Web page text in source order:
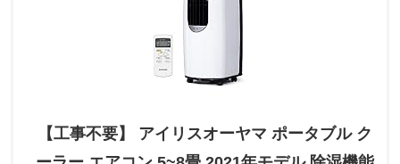
【工事不要】 アイリスオーヤマ ポータブル ク